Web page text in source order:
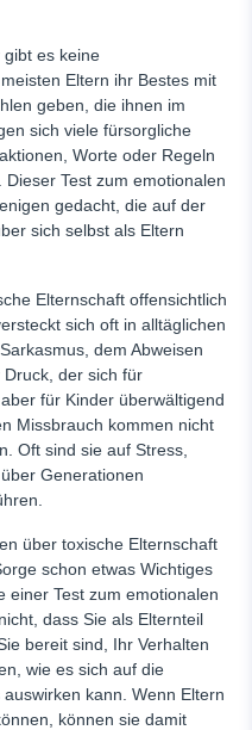
gibt es keine
Eltern ihr Bestes mit
geben, die ihnen im
sich viele fürsorgliche
Worte oder Regeln
Test zum emotionalen
gedacht, die auf der
sich selbst als Eltern
Elternschaft offensichtlich
sich oft in alltäglichen
dem Abweisen
der sich für
für Kinder überwältigend
Missbrauch kommen nicht
Oft sind sie auf Stress,
Generationen
über toxische Elternschaft
schon etwas Wichtiges
einer Test zum emotionalen
dass Sie als Elternteil
bereit sind, Ihr Verhalten
wie es sich auf die
kann. Wenn Eltern
können sie damit